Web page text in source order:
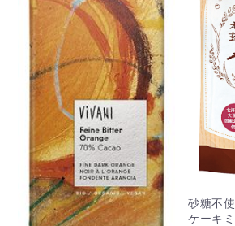
砂糖不
ケーキ